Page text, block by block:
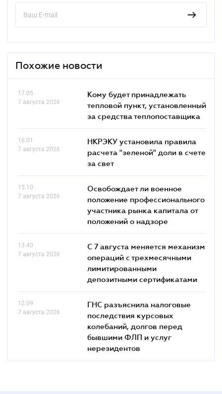
Похожие новости
17.05
7 августа 2026
Кому будет принадлежать
тепловой пункт, установленный
за средства теплопоставщика
16.01
7 августа 2026
НКРЭКУ установила правила
расчета "зеленой" доли в счете
за свет
15.10
7 августа 2026
Освобождает ли военное
положение профессионального
участника рынка капитала от
положений о надзоре
13.40
7 августа 2026
С 7 августа меняется механизм
операций с трехмесячными
лимитированными
депозитными сертификатами
12.09
7 августа 2026
ГНС разъяснила налоговые
последствия курсовых
колебаний, долгов перед
бывшими ФЛП и услуг
нерезидентов